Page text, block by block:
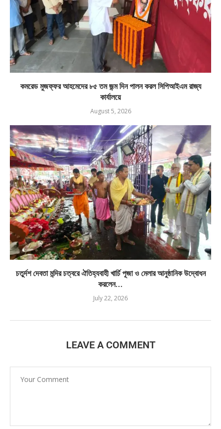
কমরেড মুজফ্ফর আহমেদের ৮৫ তম জন্ম দিন পালন করল সিপিআইএম রাজ্য
কার্যালয়ে
August 5, 2026
চতুর্দশ দেবতা মন্দির চত্বরে ঐতিহ্যবাহী খার্চি পূজা ও মেলার আনুষ্ঠানিক উদ্বোধন
করলেন...
July 22, 2026
LEAVE A COMMENT